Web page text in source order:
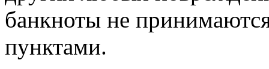
банкноты не
пунктами.